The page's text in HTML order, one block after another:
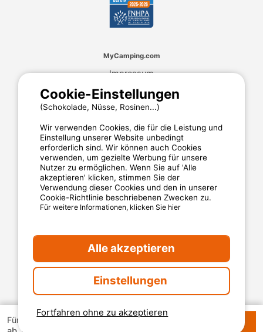
Für 1 Woche
185 €
Verfügbarkeiten
MyCamping.com
Impressum
Allgemeine Nutzungsbedingungen
Cookies
MyCamping.com steht für
Eine 100% sichere Zahlungsabwicklung
Engagierten Kundenservice
Die besten Campingplätze
Günstige Angebote
Fortfahren ohne zu akzeptieren
Cookie-Einstellungen
(Schokolade, Nüsse, Rosinen...)
Wir verwenden Cookies, die für die Leistung und
Einstellung unserer Website unbedingt
erforderlich sind. Wir können auch Cookies
verwenden, um gezielte Werbung für unsere
Nutzer zu ermöglichen. Wenn Sie auf 'Alle
akzeptieren' klicken, stimmen Sie der
Verwendung dieser Cookies und den in unserer
Cookie-Richtlinie beschriebenen Zwecken zu.
Für weitere Informationen, klicken Sie hier
Alle akzeptieren
Einstellungen